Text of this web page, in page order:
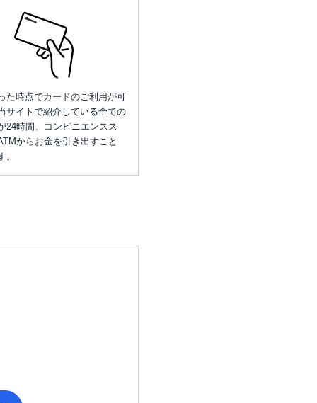
た時点でカードのご利用が可
サイトで紹介している全ての
24時間、コンビニエンスス
からお金を引き出すこと
。